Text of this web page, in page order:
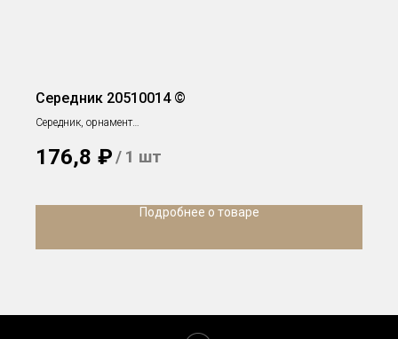
Середник 20510014 ©
Середник, орнамент
176,8 ₽/ 1 шт
Подробнее о товаре